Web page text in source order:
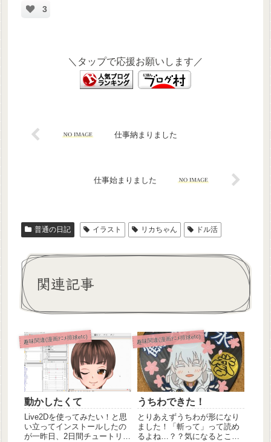
3
＼タップで応援お願いします／
仕事納まりました
仕事始まりました
普通の日記 イラスト リカちゃん ドル活
関連記事
趣味関連(漫画ｱﾆﾒ排球etc)
動かしたくて
Live2Dを使ってみたい！と思
い立ってインストールしたの
が一昨日、2日間チュートリア
趣味関連(漫画ｱﾆﾒ排球etc)
うちわできた！
とりあえずうちわが形になり
ました！「斬って」って読め
るよね…？？気になるところ